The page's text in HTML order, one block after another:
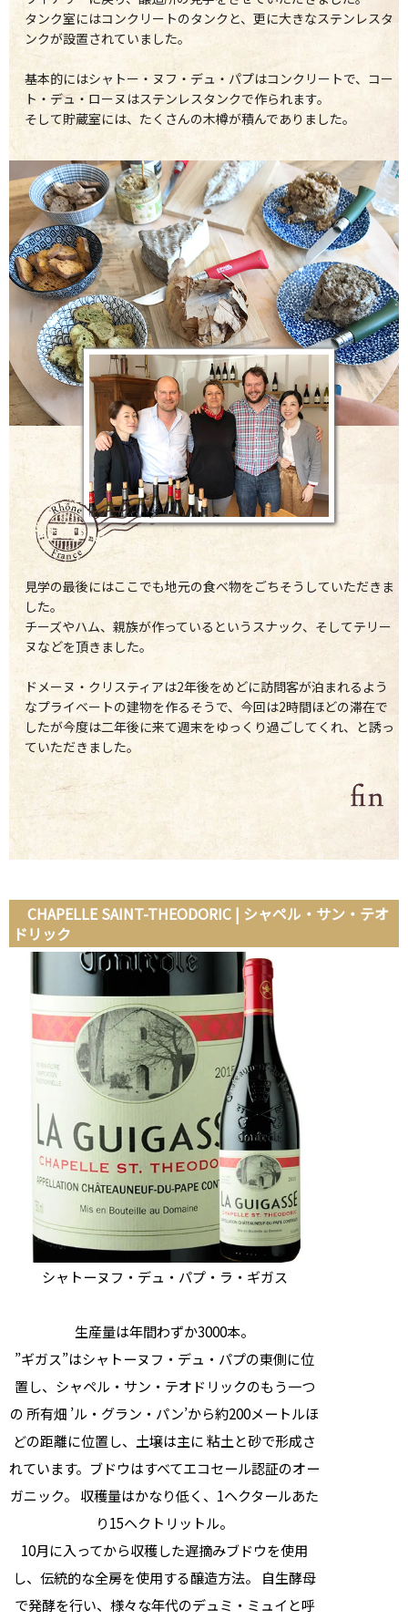
タンク室にはコンクリートのタンクと、更に大きなステンレスタ
ンクが設置されていました。
基本的にはシャトー・ヌフ・デュ・パプはコンクリートで、コー
ト・デュ・ローヌはステンレスタンクで作られます。
そして貯蔵室には、たくさんの木樽が積んでありました。
見学の最後にはここでも地元の食べ物をごちそうしていただきま
した。
チーズやハム、親族が作っているというスナック、そしてテリー
ヌなどを頂きました。
ドメーヌ・クリスティアは2年後をめどに訪問客が泊まれるよう
なプライベートの建物を作るそうで、今回は2時間ほどの滞在で
したが今度は二年後に来て週末をゆっくり過ごしてくれ、と誘っ
ていただきました。
CHAPELLE SAINT-THEODORIC | シャペル・サン・テオ
ドリック
シャトーヌフ・デュ・パプ・ラ・ギガス
生産量は年間わずか3000本。
”ギガス”はシャトーヌフ・デュ・パプの東側に位
置し、シャペル・サン・テオドリックのもう一つ
の 所有畑 ’ル・グラン・パン’から約200メートルほ
どの距離に位置し、土壌は主に 粘土と砂で形成さ
れています。ブドウはすべてエコセール認証のオー
ガニック。 収穫量はかなり低く、1ヘクタールあた
り15ヘクトリットル。
10月に入ってから収穫した遅摘みブドウを使用
し、伝統的な全房を使用する醸造方法。 自生酵母
で発酵を行い、様々な年代のデュミ・ミュイと呼